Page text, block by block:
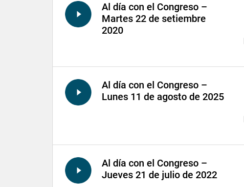
Al día con el Congreso –
Martes 22 de setiembre
2020
Al día con el Congreso –
Lunes 11 de agosto de 2025
Al día con el Congreso –
Jueves 21 de julio de 2022